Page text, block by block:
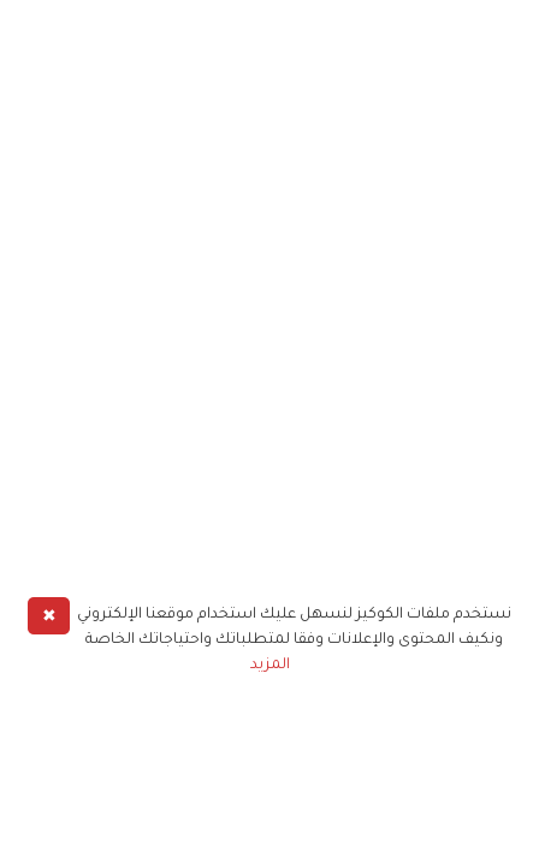
✖
نستخدم ملفات الكوكيز لنسهل عليك استخدام موقعنا الإلكتروني
ونكيف المحتوى والإعلانات وفقا لمتطلباتك واحتياجاتك الخاصة
المزيد